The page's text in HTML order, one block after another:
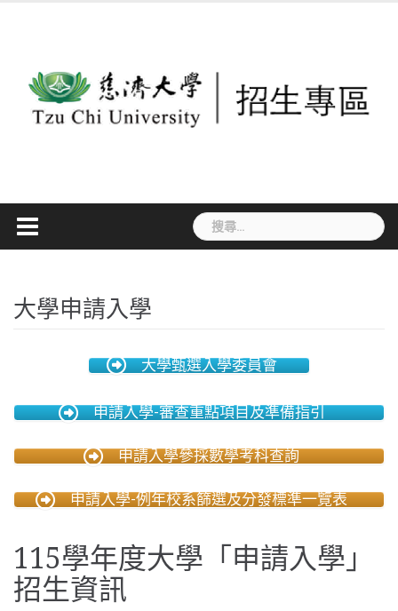
搜
尋
大學申請入學
大學甄選入學委員會
申請入學-審查重點項目及準備指引
申請入學參採數學考科查詢
申請入學-例年校系篩選及分發標準一覽表
115學年度大學「申請入學」
招生資訊